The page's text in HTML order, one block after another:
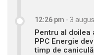
12:26 pm - 3
Pentru al doilea
PPC Energie
timp de caniculă